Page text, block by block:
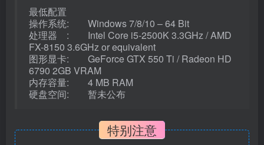
最低配置
操作系统: Windows 7/8/10 – 64 Bit
处理器 : Intel Core i5-2500K 3.3GHz / AMD
FX-8150 3.6GHz or equivalent
图形显卡: GeForce GTX 550 Ti / Radeon HD
6790 2GB VRAM
内存容量: 4 MB RAM
硬盘空间: 暂未公布
特别注意